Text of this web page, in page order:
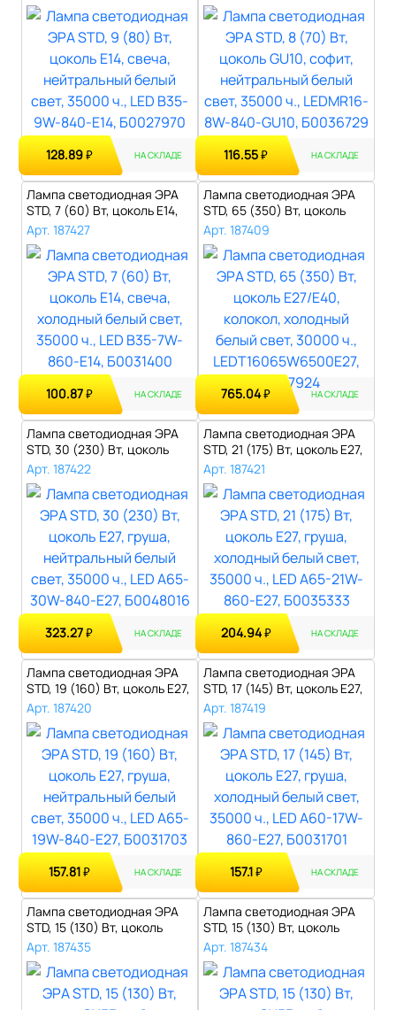
128.89₽ НА СКЛАДЕ 116.55₽ НА СКЛАДЕ
Лампа светодиодная ЭРА
STD, 7 (60) Вт, цоколь E14,
свеч..
Арт. 187427
100.87₽ НА СКЛАДЕ
Лампа светодиодная ЭРА
STD, 65 (350) Вт, цоколь
Е27/Е40..
Арт. 187409
765.04₽ НА СКЛАДЕ
Лампа светодиодная ЭРА
STD, 30 (230) Вт, цоколь
E27, гр..
Арт. 187422
323.27₽ НА СКЛАДЕ
Лампа светодиодная ЭРА
STD, 21 (175) Вт, цоколь E27,
гр..
Арт. 187421
204.94₽ НА СКЛАДЕ
Лампа светодиодная ЭРА
STD, 19 (160) Вт, цоколь E27,
гр..
Арт. 187420
157.81₽ НА СКЛАДЕ
Лампа светодиодная ЭРА
STD, 17 (145) Вт, цоколь E27,
гр..
Арт. 187419
157.1₽ НА СКЛАДЕ
Лампа светодиодная ЭРА
STD, 15 (130) Вт, цоколь
GX53, т..
Арт. 187435
Лампа светодиодная ЭРА
STD, 15 (130) Вт, цоколь
GX53, т..
Арт. 187434